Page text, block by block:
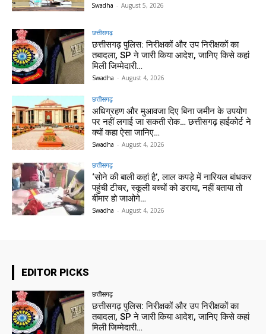
Swadha - August 5, 2026
छत्तीसगढ़
छत्तीसगढ़ पुलिस: निरीक्षकों और उप निरीक्षकों का
तबादला, SP ने जारी किया आदेश, जानिए किसे कहां
मिली जिम्मेदारी…
Swadha - August 4, 2026
छत्तीसगढ़
अधिग्रहण और मुआवजा दिए बिना जमीन के उपयोग
पर नहीं लगाई जा सकती रोक… छत्तीसगढ़ हाईकोर्ट ने
क्यों कहा ऐसा जानिए…
Swadha - August 4, 2026
छत्तीसगढ़
‘सोने की बाली कहां है’, लाल कपड़े में नारियल बांधकर
पहुंची टीचर, स्कूली बच्चों को डराया, नहीं बताया तो
बीमार हो जाओगे…
Swadha - August 4, 2026
EDITOR PICKS
छत्तीसगढ़
छत्तीसगढ़ पुलिस: निरीक्षकों और उप निरीक्षकों का
तबादला, SP ने जारी किया आदेश, जानिए किसे कहां
मिली जिम्मेदारी…